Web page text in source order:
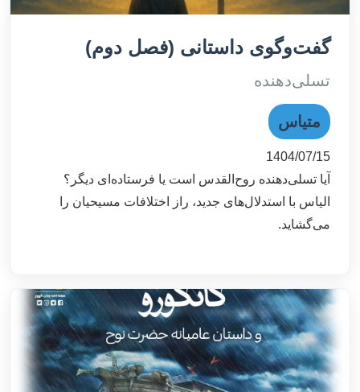
گفت‌وگوی داستانی (فصل دوم)
تسلی‌دهنده
متیاس
1404/07/15
آیا تسلی‌دهنده روح‌القدس است یا فرستاده‌ای دیگر؟
الیاس با استدلال‌های جدید، راز اختلافات مسیحیان را
می‌گشاید.